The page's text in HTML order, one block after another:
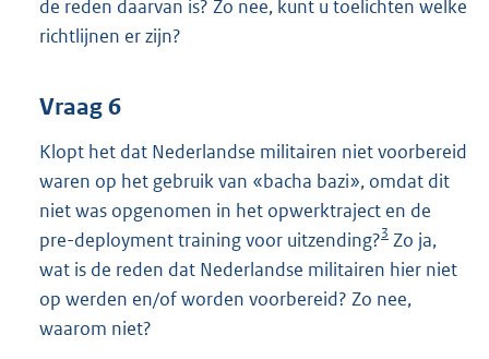
de reden daarvan is? Zo nee, kunt u toelichten welke
richtlijnen er zijn?
Vraag 6
Klopt het dat Nederlandse militairen niet voorbereid
waren op het gebruik van «bacha bazi», omdat dit
niet was opgenomen in het opwerktraject en de
pre-deployment training voor uitzending?3 Zo ja,
wat is de reden dat Nederlandse militairen hier niet
op werden en/of worden voorbereid? Zo nee,
waarom niet?